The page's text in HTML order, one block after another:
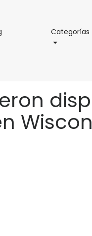
Categorías